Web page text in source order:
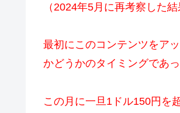
（2024年5月に再考察した
最初にこのコンテンツをア
かどうかのタイミングであっ
この月に一旦1ドル150円を